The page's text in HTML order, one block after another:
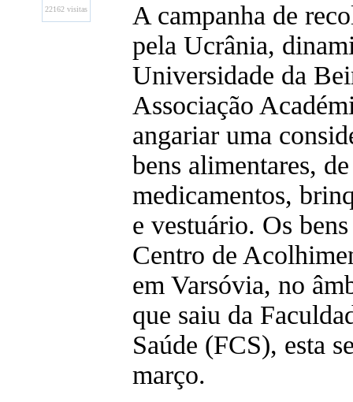
22162 visitas
A campanha de
pela Ucrânia,
Universidade da
Associação
angariar uma
bens alimentares,
medicamentos,
e vestuário. Os
Centro de
em Varsóvia, no
que saiu da
Saúde (FCS), esta
março.